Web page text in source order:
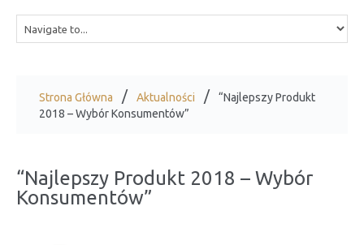
Strona Główna Aktualności
“Najlepszy Produkt
2018 – Wybór Konsumentów”
“Najlepszy Produkt 2018 – Wybór
Konsumentów”